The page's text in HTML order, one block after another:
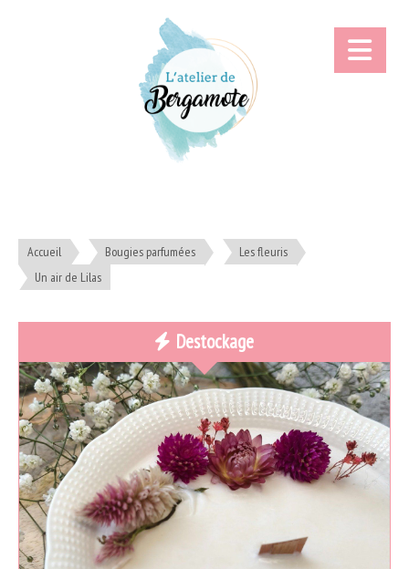
Accueil Bougies parfumées
Les fleuris
Un air de Lilas
Destockage